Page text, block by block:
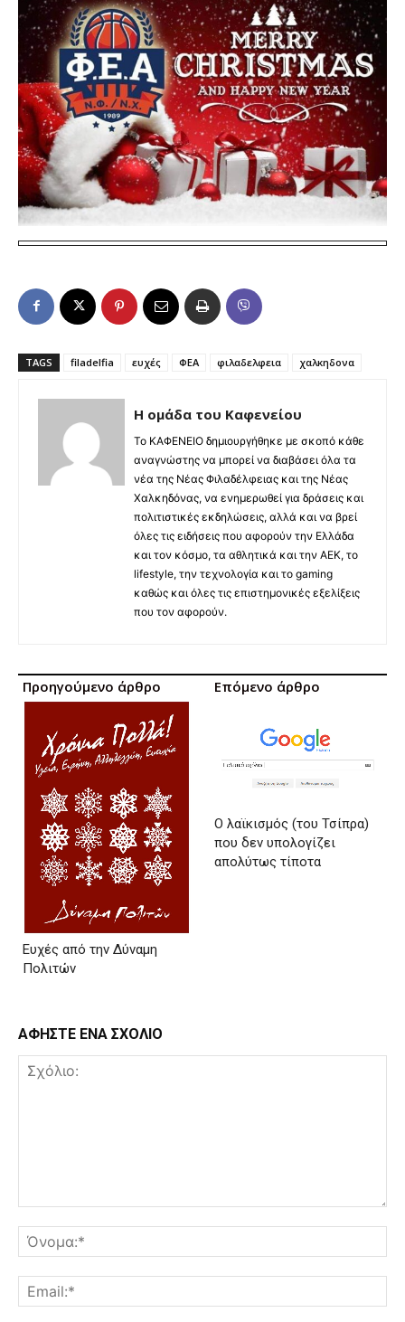
TAGS filadelfia ευχές ΦΕΑ φιλαδελφεια χαλκηδονα
Η ομάδα του Καφενείου
Το ΚΑΦΕΝΕΙΟ δημιουργήθηκε με σκοπό κάθε
αναγνώστης να μπορεί να διαβάσει όλα τα
νέα της Νέας Φιλαδέλφειας και της Νέας
Χαλκηδόνας, να ενημερωθεί για δράσεις και
πολιτιστικές εκδηλώσεις, αλλά και να βρεί
όλες τις ειδήσεις που αφορούν την Ελλάδα
και τον κόσμο, τα αθλητικά και την ΑΕΚ, το
lifestyle, την τεχνολογία και το gaming
καθώς και όλες τις επιστημονικές εξελίξεις
που τον αφορούν.
Προηγούμενο άρθρο
Ευχές από την Δύναμη
Πολιτών
Επόμενο άρθρο
Ο λαϊκισμός (του Τσίπρα)
που δεν υπολογίζει
απολύτως τίποτα
ΑΦΗΣΤΕ ΕΝΑ ΣΧΟΛΙΟ